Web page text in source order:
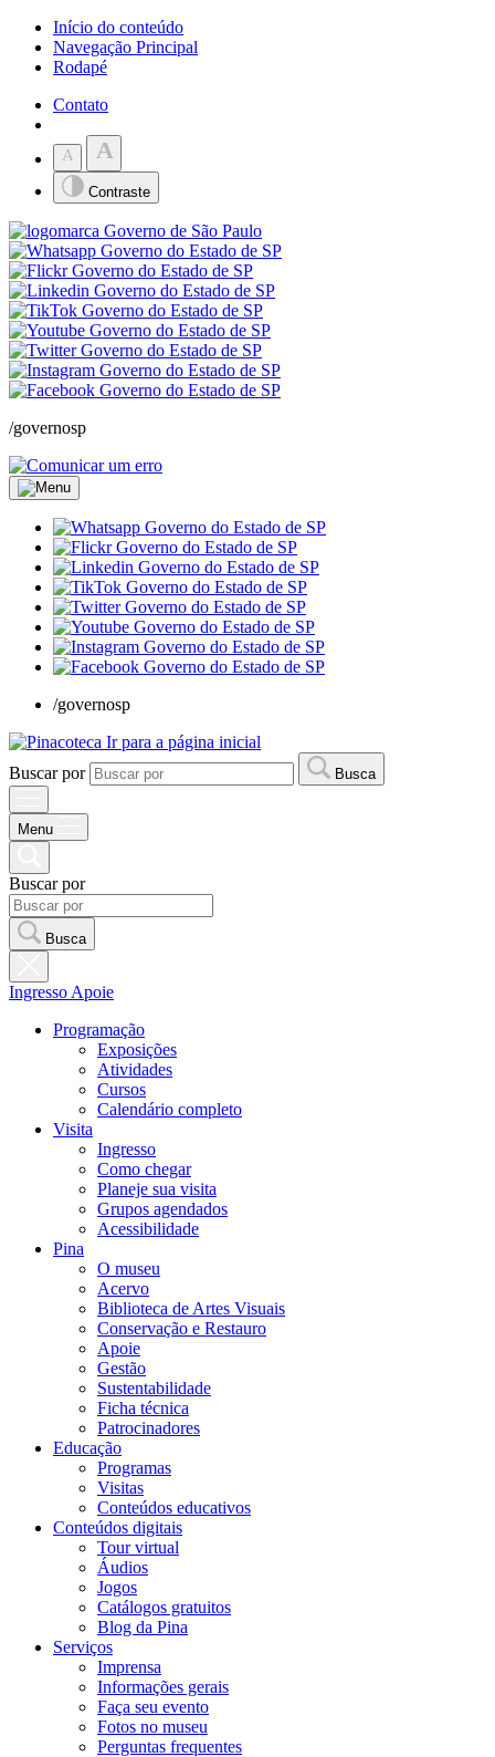
Início do conteúdo
Navegação Principal
Rodapé
Contato
A A
Contraste
/governosp
/governosp
Ir para a página inicial
Buscar por
Busca
Menu
Buscar por
Busca
Ingresso Apoie
Programação
Exposições
Atividades
Cursos
Calendário completo
Visita
Ingresso
Como chegar
Planeje sua visita
Grupos agendados
Acessibilidade
Pina
O museu
Acervo
Biblioteca de Artes Visuais
Conservação e Restauro
Apoie
Gestão
Sustentabilidade
Ficha técnica
Patrocinadores
Educação
Programas
Visitas
Conteúdos educativos​
Conteúdos digitais
Tour virtual
Áudios
Jogos
Catálogos gratuitos
Blog da Pina
Serviços
Imprensa
Informações gerais
Faça seu evento
Fotos no museu
Perguntas frequentes